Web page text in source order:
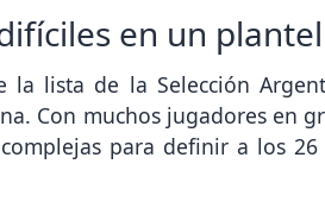
en un
la lista de la Selección
Con muchos jugadores en
para definir a los